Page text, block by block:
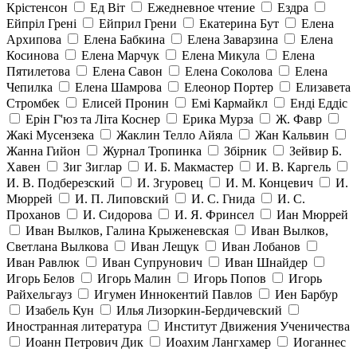
Крістенсон
Ед Віт Ежедневное чтение
Ездра
Ейпріл Грені
Ейприл Грени Екатерина Бут
Елена
Архипова
Елена Бабкина Елена Заварзина
Елена
Косинова
Елена Марчук Елена Микула
Елена
Пятилетова
Елена Савон Елена Соколова
Елена
Чепилка
Елена Шамрова Елеонор Портер
Елизавета
Стромбек
Елисей Пронин Емі Кармайкл
Ендi Еддiс
Ерін Г'юз та Літа Коснер
Ерика Мурза
Ж. Фавр
Жакі Мусензека
Жаклин Телло Айяла
Жан Кальвин
Жанна Гийон
Журнал Тропинка Збірник
Зейвир Б.
Хавен
Зиг Зиглар И. Б. Макмастер
И. В. Каргель
И. В. Подберезский
И. Згуровец И. М. Концевич
И.
Мюррей
И. П. Липовский И. С. Гнида
И. С.
Проханов
И. Сидорова И. Я. Фринсел
Иан Мюррей
Иван Вылков, Галина Крыженевская
Иван Вылков,
Светлана Вылкова
Иван Лещук
Иван Лобанов
Иван Равлюк
Иван Супрунович
Иван Шнайдер
Игорь Белов
Игорь Малин Игорь Попов
Игорь
Райхельгауз
Игумен Иннокентий Павлов
Иен Барбур
Изабель Кун
Илья Лизоркин-Бердичевский
Иностранная литература
Институт Движения Ученичества
Иоанн Петрович Дик
Иоахим Лангхамер
Иоганнес